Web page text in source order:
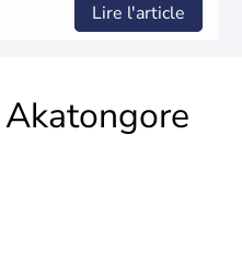
Lire l'article
Akatongore